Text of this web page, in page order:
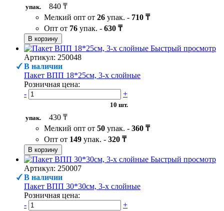
упак.
840 ₸
Мелкий опт от 26 упак. - 710 ₸
Опт от 76 упак. - 630 ₸
В корзину
Быстрый просмотр
Артикул: 250048
В наличии
Пакет ВПП 18*25см, 3-х слойные
Розничная цена:
-
+
10 шт.
упак.
430 ₸
Мелкий опт от 50 упак. - 360 ₸
Опт от 149 упак. - 320 ₸
В корзину
Быстрый просмотр
Артикул: 250007
В наличии
Пакет ВПП 30*30см, 3-х слойные
Розничная цена:
-
+